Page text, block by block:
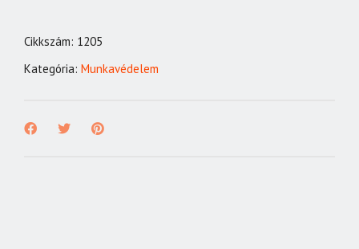
Cikkszám: 1205
Kategória: Munkavédelem